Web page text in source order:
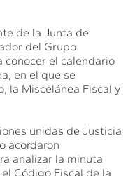
de la Junta de
del Grupo
conocer el calendario
en el que se
la Miscelánea Fiscal y
unidas de Justicia
acordaron
analizar la minuta
Código Fiscal de la